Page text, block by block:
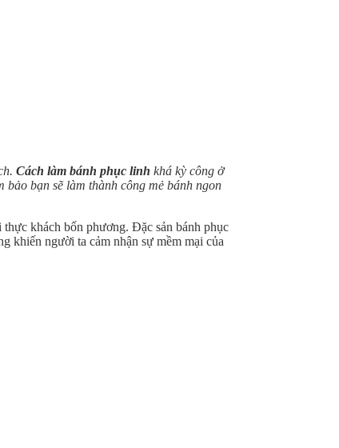
Cách làm bánh phục linh khá kỳ công ở
bảo bạn sẽ làm thành công mẻ bánh ngon
khách bốn phương. Đặc sản bánh phục
khiến người ta cảm nhận sự mềm mại của